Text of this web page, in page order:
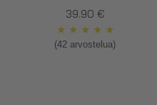
39.90 €
★ ★ ★ ★ ★
(42 arvostelua)